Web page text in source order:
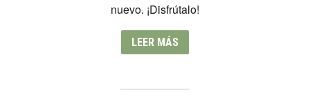
nuevo. ¡Disfrútalo!
LEER MÁS